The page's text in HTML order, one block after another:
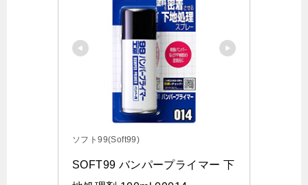
ソフト99(Soft99)
SOFT99 バンパープライマー 下